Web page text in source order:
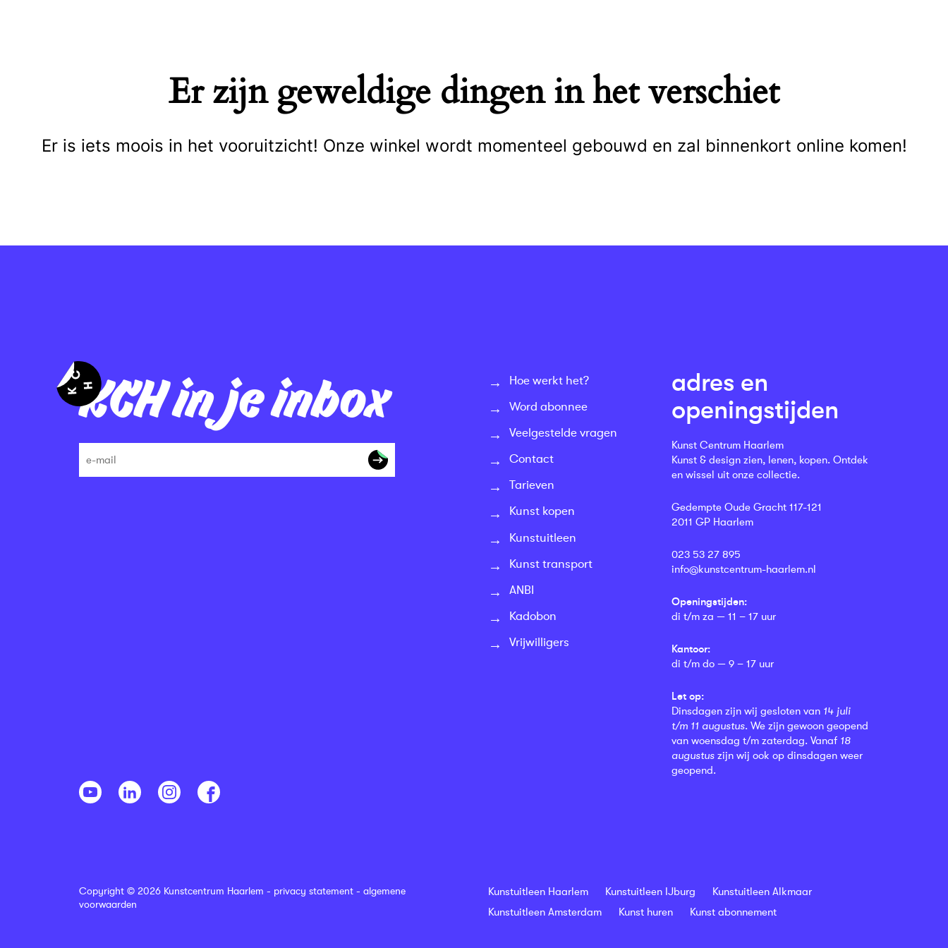
Er zijn geweldige dingen in het verschiet
Er is iets moois in het vooruitzicht! Onze winkel wordt momenteel gebouwd en zal binnenkort online komen!
KCH in je inbox
Hoe werkt het?
Word abonnee
Veelgestelde vragen
Contact
Tarieven
Kunst kopen
Kunstuitleen
Kunst transport
ANBI
Kadobon
Vrijwilligers
adres en
openingstijden
Kunst Centrum Haarlem
Kunst & design zien, lenen, kopen. Ontdek
en wissel uit onze collectie.
Gedempte Oude Gracht 117-121
2011 GP Haarlem
023 53 27 895
info@kunstcentrum-haarlem.nl
Openingstijden:
di t/m za — 11 – 17 uur
Kantoor:
di t/m do — 9 – 17 uur
Let op:
Dinsdagen zijn wij gesloten van 14 juli
t/m 11 augustus. We zijn gewoon geopend
van woensdag t/m zaterdag. Vanaf 18
augustus zijn wij ook op dinsdagen weer
geopend.
Copyright © 2026 Kunstcentrum Haarlem - privacy statement - algemene
voorwaarden
Kunstuitleen Haarlem Kunstuitleen IJburg
Kunstuitleen Alkmaar
Kunstuitleen Amsterdam
Kunst huren Kunst abonnement